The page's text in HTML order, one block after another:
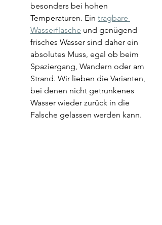
besonders bei hohen
Temperaturen. Ein tragbare
Wasserflasche und genügend
frisches Wasser sind daher ein
absolutes Muss, egal ob beim
Spaziergang, Wandern oder am
Strand. Wir lieben die Varianten,
bei denen nicht getrunkenes
Wasser wieder zurück in die
Falsche gelassen werden kann.